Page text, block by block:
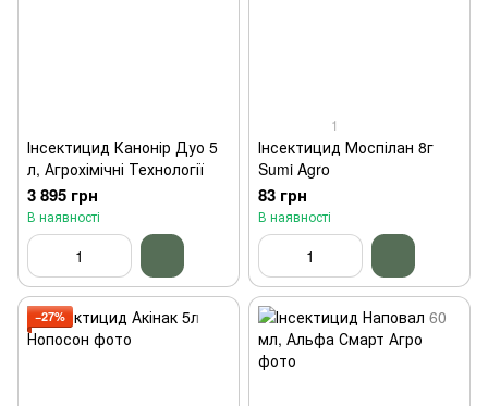
Інсектицид Канонір Дуо 5
л, Агрохімічні Технології
3 895 грн
В наявності
1
Інсектицид Моспілан 8г
Sumi Agro
83 грн
В наявності
−27%